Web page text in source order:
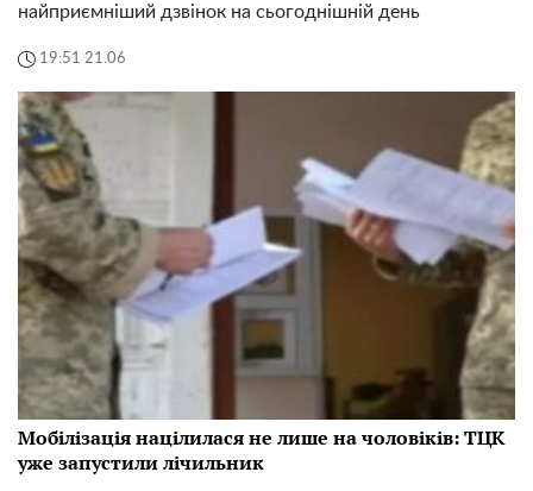
найприємніший дзвінок на сьогоднішній день
19:51 21.06
Мобілізація націлилася не лише на чоловіків: ТЦК
уже запустили лічильник